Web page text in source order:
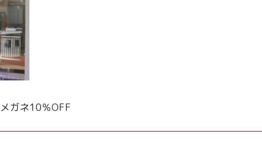
メガネ10％OFF